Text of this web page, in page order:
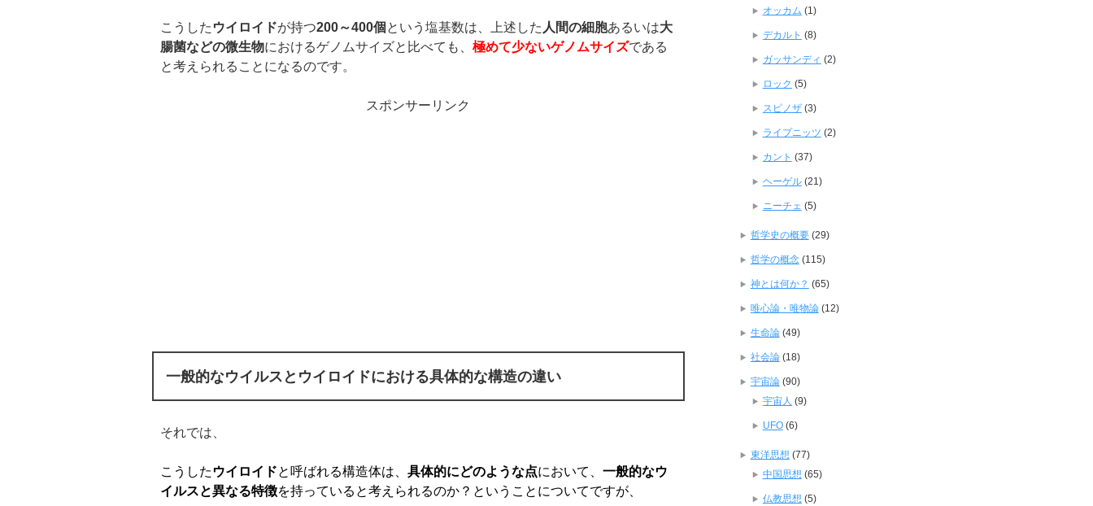
こうした ウイロイドが持つ200～400個 という塩基数は、上述した 人間の細胞あるいは大
腸菌などの微生物におけるゲノムサイズと比べても、 極めて少ないゲノムサイズである
と考えられることになるのです。
スポンサーリンク
一般的なウイルスとウイロイドにおける具体的な構造の違い
それでは、
こうした ウイロイドと呼ばれる構造体は、 具体的にどのような点において、 一般的なウ
イルスと異なる特徴を持っていると考えられるのか？ということについてですが、
オッカム (1)
デカルト (8)
ガッサンディ (2)
ロック (5)
スピノザ(3)
ライプニッツ (2)
カント (37)
ヘーゲル(21)
ニーチェ (5)
哲学史の概要(29)
哲学の概念(115)
神とは何か？ (65)
唯心論・唯物論(12)
生命論(49)
社会論(18)
宇宙論(90)
宇宙人 (9)
UFO(6)
東洋思想 (77)
中国思想 (65)
仏教思想 (5)